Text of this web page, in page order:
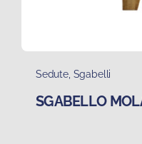
Sedute, Sgabelli
SGABELLO